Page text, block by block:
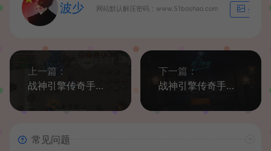
波少 网站默认解压密码：www.51boshao.com 生成海
上一篇：
战神引擎传奇手游【单职业盟重冰雪精修版】最新整理WIN系特色服务端+安卓苹果双端+GM后台+详细搭建教程
下一篇：
战神引擎传奇手游【1.96五大门派宗门三职业合击版】最新整理WIN系特色服务端+安卓苹果双端+GM后台+详细搭建教程
常见问题